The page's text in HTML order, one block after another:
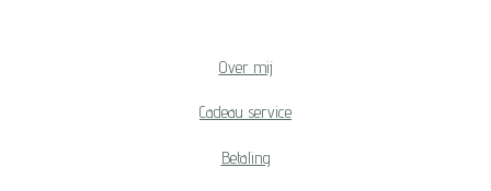
Over mij
Cadeau service
Betaling